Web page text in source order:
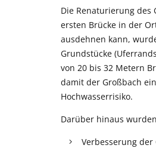
Die Renaturierung des
ersten Brücke in der
ausdehnen kann,
Grundstücke
von 20 bis 32 Metern
damit der Großbach
Hochwasserrisiko.
Darüber hinaus
Verbesserung